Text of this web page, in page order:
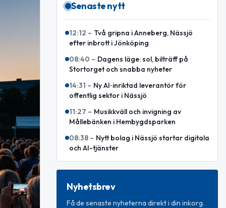
Senaste nytt
12:12 – Två gripna i Anneberg, Nässjö
efter inbrott i Jönköping
08:40 – Dagens läge: sol, bilträff på
Stortorget och snabba nyheter
14:31 – Ny AI‑inriktad leverantör för
offentlig sektor i Nässjö
11:27 – Musikkväll och invigning av
Mållebänken i Hembygdsparken
08:38 – Nytt bolag i Nässjö startar digitala
och AI-tjänster
Nyhetsbrev
Få de senaste nyheterna direkt i din inkorg.